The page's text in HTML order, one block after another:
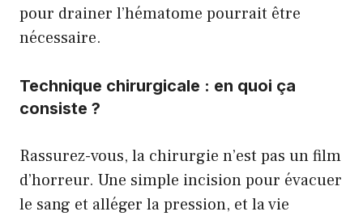
pour drainer l’hématome pourrait être
nécessaire.
Technique chirurgicale : en quoi ça
consiste ?
Rassurez-vous, la chirurgie n’est pas un film
d’horreur. Une simple incision pour évacuer
le sang et alléger la pression, et la vie